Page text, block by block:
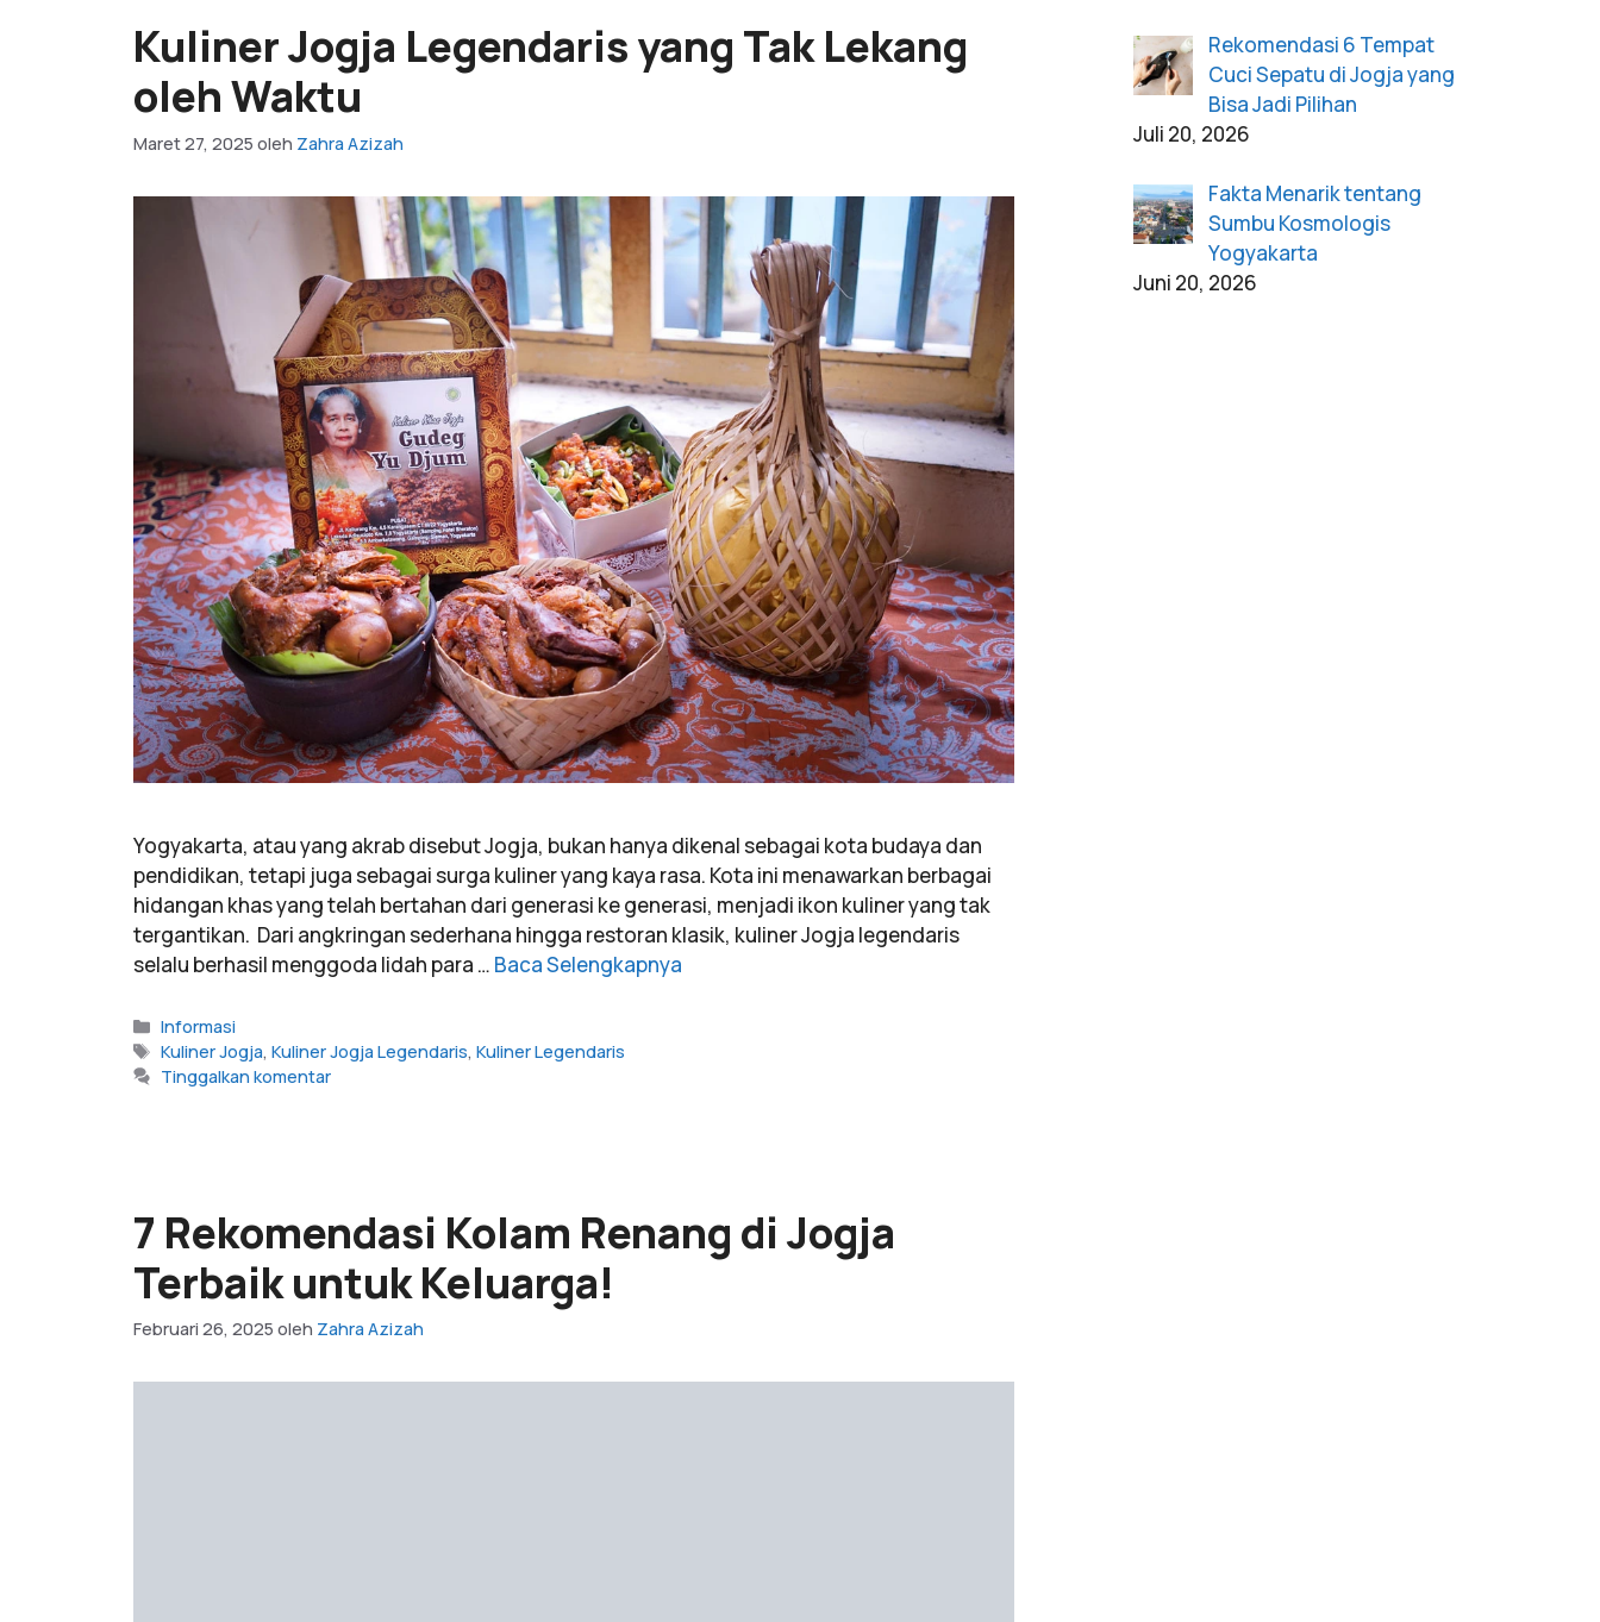
Kuliner Jogja Legendaris yang Tak Lekang
oleh Waktu
Maret 27, 2025 oleh Zahra Azizah
Yogyakarta, atau yang akrab disebut Jogja, bukan hanya dikenal sebagai kota budaya dan
pendidikan, tetapi juga sebagai surga kuliner yang kaya rasa. Kota ini menawarkan berbagai
hidangan khas yang telah bertahan dari generasi ke generasi, menjadi ikon kuliner yang tak
tergantikan. Dari angkringan sederhana hingga restoran klasik, kuliner Jogja legendaris
selalu berhasil menggoda lidah para … Baca Selengkapnya
Informasi
Kuliner Jogja,Kuliner Jogja Legendaris,Kuliner Legendaris
Tinggalkan komentar
7 Rekomendasi Kolam Renang di Jogja
Terbaik untuk Keluarga!
Februari 26, 2025 oleh Zahra Azizah
Rekomendasi 6 Tempat
Cuci Sepatu di Jogja yang
Bisa Jadi Pilihan
Juli 20, 2026
Fakta Menarik tentang
Sumbu Kosmologis
Yogyakarta
Juni 20, 2026